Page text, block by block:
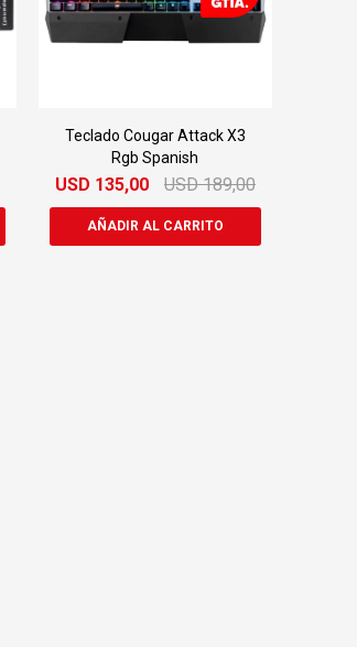
Teclado Cougar Attack X3
Rgb Spanish
USD 135,00 USD 189,00